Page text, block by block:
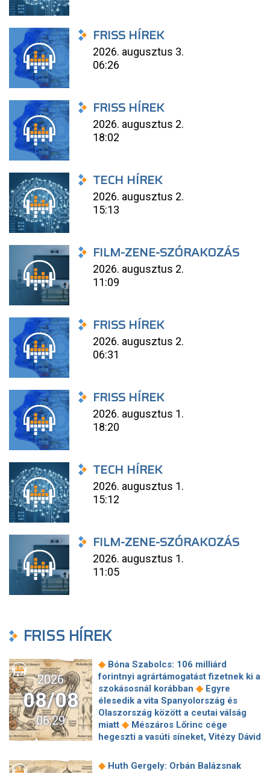
FRISS HÍREK
2026. augusztus 3.
06:26
FRISS HÍREK
2026. augusztus 2.
18:02
TECH HÍREK
2026. augusztus 2.
15:13
FILM-ZENE-SZÓRAKOZÁS
2026. augusztus 2.
11:09
FRISS HÍREK
2026. augusztus 2.
06:31
FRISS HÍREK
2026. augusztus 1.
18:20
TECH HÍREK
2026. augusztus 1.
15:12
FILM-ZENE-SZÓRAKOZÁS
2026. augusztus 1.
11:05
FRISS HÍREK
2026
08/08
06:29
◆ Bóna Szabolcs: 106 milliárd
forintnyi agrártámogatást fizetnek ki a
szokásosnál korábban ◆ Egyre
élesedik a vita Spanyolország és
Olaszország között a ceutai válság
miatt ◆ Mészáros Lőrinc cége
hegeszti a vasúti síneket, Vitézy Dávid
tesz a Bosnyák téri irodakomplexum
◆ Huth Gergely: Orbán Balázsnak